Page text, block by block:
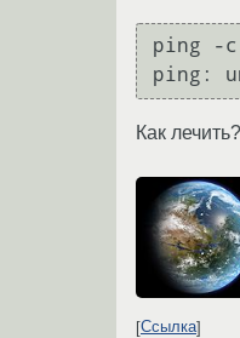
ping -c
ping:
Как лечить?
Ссылка